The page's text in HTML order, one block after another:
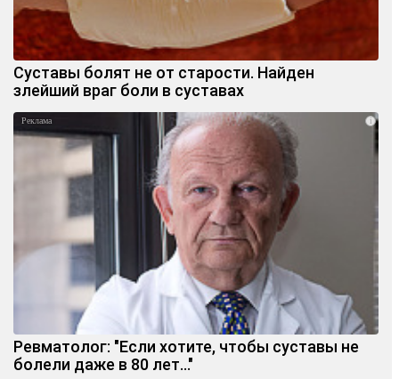
Суставы болят не от старости. Найден
злейший враг боли в суставах
i
Ревматолог: "Если хотите, чтобы суставы не
болели даже в 80 лет..."